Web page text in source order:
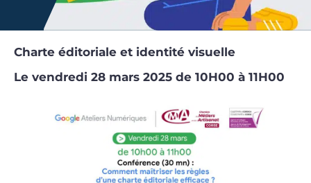
Charte éditoriale et identité visuelle
Le vendredi 28 mars 2025 de 10H00 à 11H00